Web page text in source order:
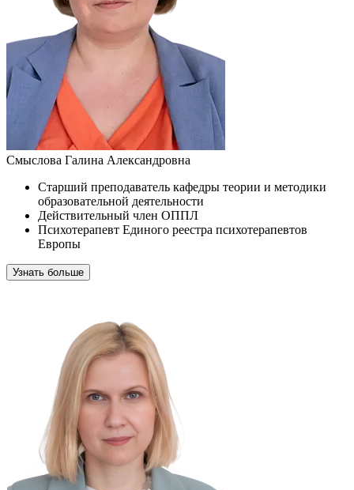
Смыслова Галина Александровна
Старший преподаватель кафедры теории и методики
образовательной деятельности
Действительный член ОППЛ
Психотерапевт Единого реестра психотерапевтов
Европы
Узнать больше